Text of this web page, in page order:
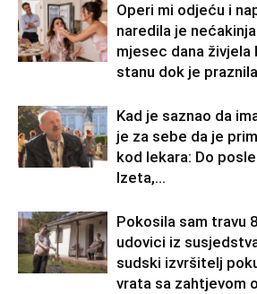
Operi mi odjeću i
naredila je
mjesec dana živjela
stanu dok je
Kad je saznao da
je za sebe da je
kod lekara: Do
Izeta,...
Pokosila sam travu
udovici iz
sudski izvršitelj
vrata sa zahtjevom